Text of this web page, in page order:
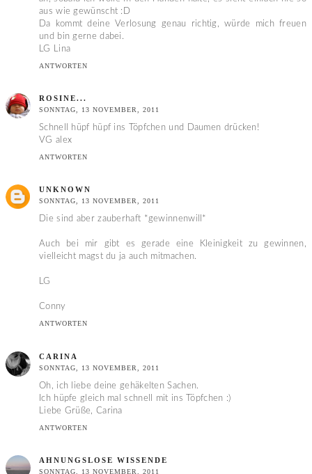
aus wie gewünscht :D
Da kommt deine Verlosung genau richtig, würde mich freuen
und bin gerne dabei.
LG Lina
ANTWORTEN
ROSINE...
SONNTAG, 13 NOVEMBER, 2011
Schnell hüpf hüpf ins Töpfchen und Daumen drücken!
VG alex
ANTWORTEN
UNKNOWN
SONNTAG, 13 NOVEMBER, 2011
Die sind aber zauberhaft *gewinnenwill*
Auch bei mir gibt es gerade eine Kleinigkeit zu gewinnen,
vielleicht magst du ja auch mitmachen.
LG
Conny
ANTWORTEN
CARINA
SONNTAG, 13 NOVEMBER, 2011
Oh, ich liebe deine gehäkelten Sachen.
Ich hüpfe gleich mal schnell mit ins Töpfchen :)
Liebe Grüße, Carina
ANTWORTEN
AHNUNGSLOSE WISSENDE
SONNTAG, 13 NOVEMBER, 2011